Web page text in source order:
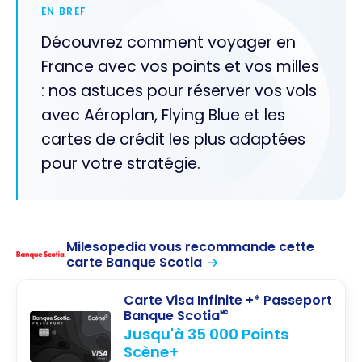
EN BREF
Découvrez comment voyager en
France avec vos points et vos milles
: nos astuces pour réserver vos vols
avec Aéroplan, Flying Blue et les
cartes de crédit les plus adaptées
pour votre stratégie.
Milesopedia vous recommande cette
carte Banque Scotia
Carte Visa Infinite +* Passeport
Banque Scotia🅪
Jusqu'à 35 000 Points
Scène+